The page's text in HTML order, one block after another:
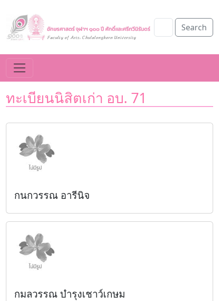
Search
ทะเบียนนิสิตเก่า อบ. 71
กนกวรรณ อารีนิจ
กมลวรรณ บำรุงเชาว์เกษม